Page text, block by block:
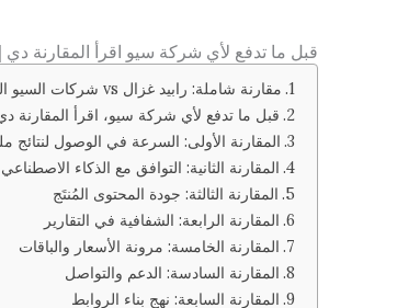
قبل ما تدفع لأي شركة سيو اقرأ المقارنة دي
مقارنة شاملة: رابيد غزال vs شركات السيو التقليدية 2026 — من يستحق استثمارك؟
قبل ما تدفع لأي شركة سيو، اقرأ المقارنة
المقارنة الأولى: السرعة في الوصول لنتائج
المقارنة الثانية: التوافق مع الذكاء الاصطناعي
المقارنة الثالثة: جودة المحتوى المُنتَج
المقارنة الرابعة: الشفافية في التقارير
المقارنة الخامسة: مرونة الأسعار والباقات
المقارنة السادسة: الدعم والتواصل
المقارنة السابعة: نهج بناء الروابط